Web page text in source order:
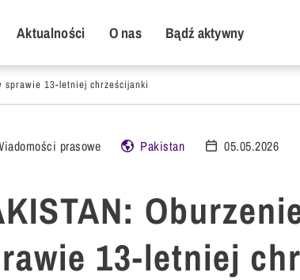
Aktualności O nas Bądź aktywny
sprawie 13-letniej chrześcijanki
prasowe Pakistan 05.05.2026
13-letniej